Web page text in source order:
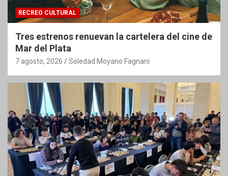
RECREO CULTURAL
Tres estrenos renuevan la cartelera del cine de
Mar del Plata
7 agosto, 2026 Soledad Moyano Fagnani